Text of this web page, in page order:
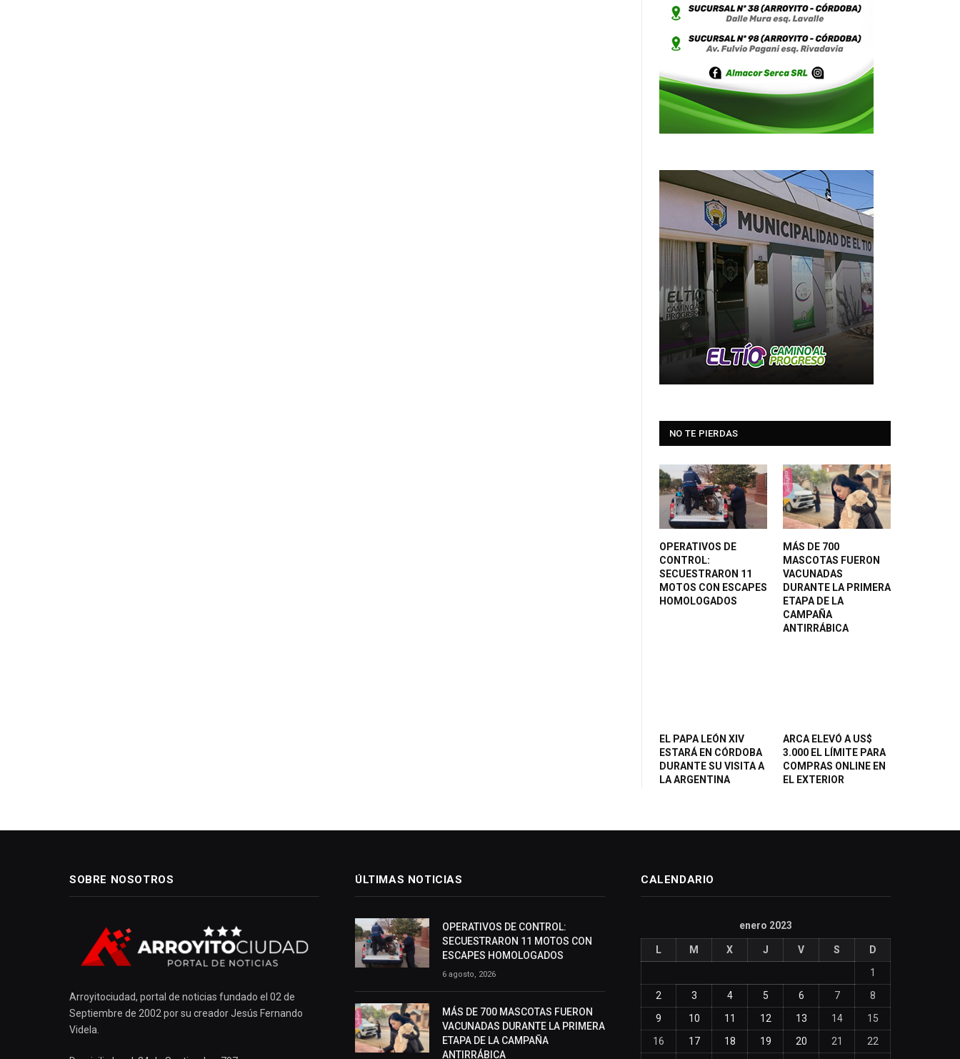
NO TE PIERDAS
OPERATIVOS DE
CONTROL:
SECUESTRARON 11
MOTOS CON ESCAPES
HOMOLOGADOS
MÁS DE 700
MASCOTAS FUERON
VACUNADAS
DURANTE LA PRIMERA
ETAPA DE LA
CAMPAÑA
ANTIRRÁBICA
EL PAPA LEÓN XIV
ESTARÁ EN CÓRDOBA
DURANTE SU VISITA A
LA ARGENTINA
ARCA ELEVÓ A US$
3.000 EL LÍMITE PARA
COMPRAS ONLINE EN
EL EXTERIOR
SOBRE NOSOTROS
Arroyitociudad, portal de noticias fundado el 02 de
Septiembre de 2002 por su creador Jesús Fernando
Videla.
ÚLTIMAS NOTICIAS
OPERATIVOS DE CONTROL:
SECUESTRARON 11 MOTOS CON
ESCAPES HOMOLOGADOS
6 agosto, 2026
MÁS DE 700 MASCOTAS FUERON
VACUNADAS DURANTE LA PRIMERA
ETAPA DE LA CAMPAÑA
ANTIRRÁBICA
CALENDARIO
enero 2023
L M X J V S
D
1
2
3 4 5 6 7
8
9
10 11 12 13 14
15
16
17 18 19 20 21
22